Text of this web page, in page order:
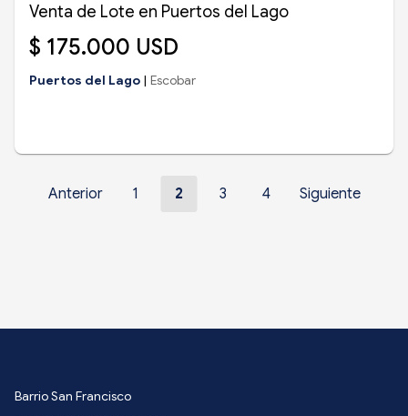
Venta de Lote en Puertos del Lago
$ 175.000 USD
Puertos del Lago | Escobar
Anterior 1 2 3 4 Siguiente
Barrio San Francisco